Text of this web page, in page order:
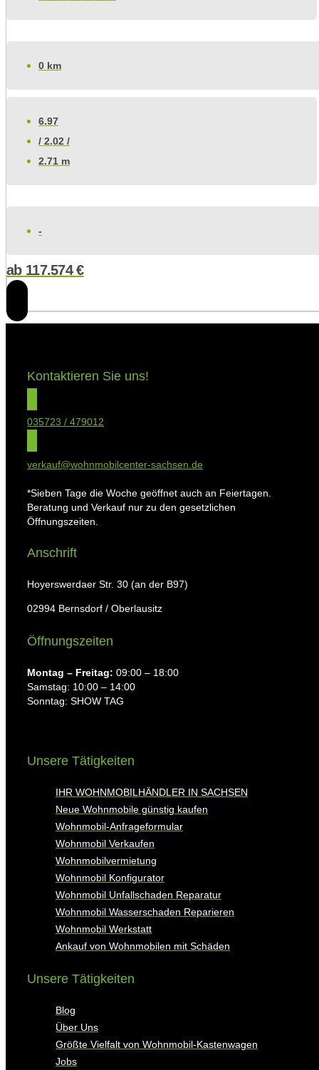
0 km
6.97
/ 2.02 /
2.71 m
-
ab 117.574€
Kontaktieren Sie uns!
035723 / 479012
verkauf@wohnmobilcenter-sachsen.de
*Sieben Tage die Woche geöffnet auch an Feiertagen.
Beratung und Verkauf nur zu den gesetzlichen
Öffnungszeiten.
Anschrift
Hoyerswerdaer Str. 30 (an der B97)
02994 Bernsdorf / Oberlausitz
Öffnungszeiten
Montag ⁠– Freitag: 09:00 – 18:00
Samstag: 10:00 – 14:00
Sonntag: SHOW TAG
Unsere Tätigkeiten
IHR WOHNMOBILHÄNDLER IN SACHSEN
Neue Wohnmobile günstig kaufen
Wohnmobil-Anfrageformular
Wohnmobil Verkaufen
Wohnmobilvermietung
Wohnmobil Konfigurator
Wohnmobil Unfallschaden Reparatur
Wohnmobil Wasserschaden Reparieren
Wohnmobil Werkstatt
Ankauf von Wohnmobilen mit Schäden
Unsere Tätigkeiten
Blog
Über Uns
Größte Vielfalt von Wohnmobil-Kastenwagen
Jobs